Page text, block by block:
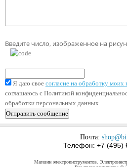
Введите число, изображенное на
Я даю свое согласие на обработку
соглашаюсь с Политикой
обработки персональных данных
Почта:
Телефон: +7 (495)
Магазин электроинструментов.